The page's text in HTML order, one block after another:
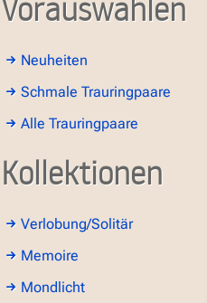
Vorauswahlen
Neuheiten
Schmale Trauringpaare
Alle Trauringpaare
Kollektionen
Verlobung/Solitär
Memoire
Mondlicht